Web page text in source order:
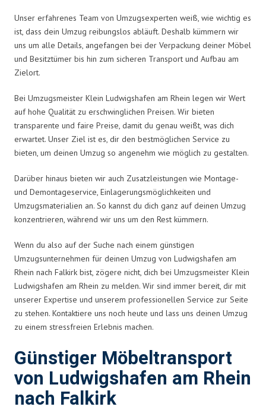
Unser erfahrenes Team von Umzugsexperten weiß, wie wichtig es
ist, dass dein Umzug reibungslos abläuft. Deshalb kümmern wir
uns um alle Details, angefangen bei der Verpackung deiner Möbel
und Besitztümer bis hin zum sicheren Transport und Aufbau am
Zielort.
Bei Umzugsmeister Klein Ludwigshafen am Rhein legen wir Wert
auf hohe Qualität zu erschwinglichen Preisen. Wir bieten
transparente und faire Preise, damit du genau weißt, was dich
erwartet. Unser Ziel ist es, dir den bestmöglichen Service zu
bieten, um deinen Umzug so angenehm wie möglich zu gestalten.
Darüber hinaus bieten wir auch Zusatzleistungen wie Montage-
und Demontageservice, Einlagerungsmöglichkeiten und
Umzugsmaterialien an. So kannst du dich ganz auf deinen Umzug
konzentrieren, während wir uns um den Rest kümmern.
Wenn du also auf der Suche nach einem günstigen
Umzugsunternehmen für deinen Umzug von Ludwigshafen am
Rhein nach Falkirk bist, zögere nicht, dich bei Umzugsmeister Klein
Ludwigshafen am Rhein zu melden. Wir sind immer bereit, dir mit
unserer Expertise und unserem professionellen Service zur Seite
zu stehen. Kontaktiere uns noch heute und lass uns deinen Umzug
zu einem stressfreien Erlebnis machen.
Günstiger Möbeltransport
von Ludwigshafen am Rhein
nach Falkirk